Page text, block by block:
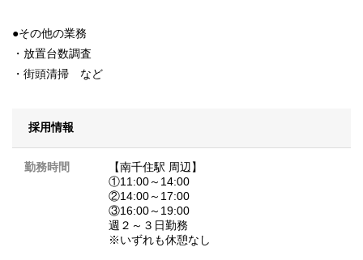
●その他の業務
・放置台数調査
・街頭清掃 など
採用情報
勤務時間
【南千住駅 周辺】
①11:00～14:00
②14:00～17:00
③16:00～19:00
週２～３日勤務
※いずれも休憩なし